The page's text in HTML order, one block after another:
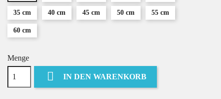
35 cm 40 cm 45 cm 50 cm 55 cm
60 cm
Menge
 IN DEN WARENKORB